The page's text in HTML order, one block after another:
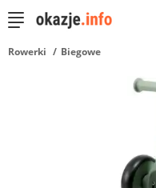
Rowerki Biegowe